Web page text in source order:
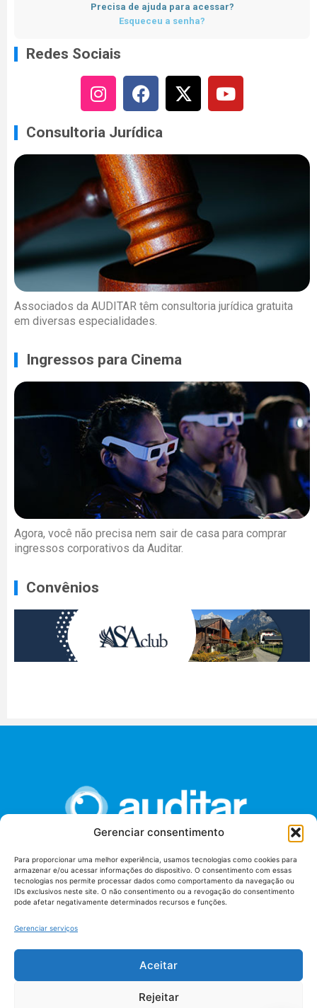
Gerenciar consentimento
Para proporcionar uma melhor experiência, usamos tecnologias como cookies para
armazenar e/ou acessar informações do dispositivo. O consentimento com essas
tecnologias nos permite processar dados como comportamento da navegação ou
IDs exclusivos neste site. O não consentimento ou a revogação do consentimento
pode afetar negativamente determinados recursos e funções.
Gerenciar serviços
Aceitar
Rejeitar
Precisa de ajuda para acessar?
Esqueceu a senha?
Redes Sociais
Consultoria Jurídica
Associados da AUDITAR têm consultoria jurídica gratuita
em diversas especialidades.
Ingressos para Cinema
Agora, você não precisa nem sair de casa para comprar
ingressos corporativos da Auditar.
Convênios
União dos Auditores Federais de Controle Externo -
AUDITAR
Setor de Administração Federal Sul (SAF/Sul), Qd. 04, Lt. 01
Tribunal de Contas da União (TCU), Subsolo, Sala S04
Telefone: (61)3527-7292
Termos de uso